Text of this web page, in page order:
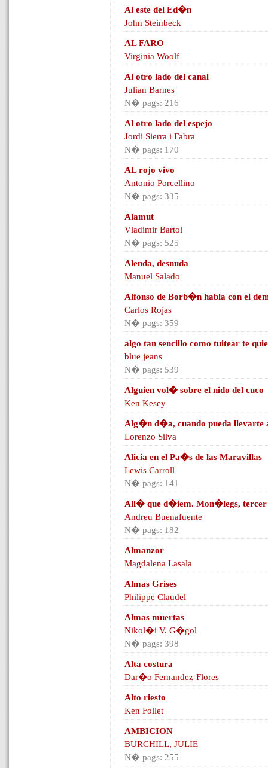
Al este del Ed�n
John Steinbeck
AL FARO
Virginia Woolf
Al otro lado del canal
Julian Barnes
N� pags: 216
Al otro lado del espejo
Jordi Sierra i Fabra
N� pags: 170
AL rojo vivo
Antonio Porcellino
N� pags: 335
Alamut
Vladimir Bartol
N� pags: 525
Alenda, desnuda
Manuel Salado
Alfonso de Borb�n habla con el
Carlos Rojas
N� pags: 359
algo tan sencillo como tuitear te
blue jeans
N� pags: 539
Alguien vol� sobre el nido del cuco
Ken Kesey
Alg�n d�a, cuando pueda llevarte
Lorenzo Silva
Alicia en el Pa�s de las Maravillas
Lewis Carroll
N� pags: 141
All� que d�iem. Mon�legs, tercer
Andreu Buenafuente
N� pags: 182
Almanzor
Magdalena Lasala
Almas Grises
Philippe Claudel
Almas muertas
Nikol�i V. G�gol
N� pags: 398
Alta costura
Dar�o Fernandez-Flores
Alto riesto
Ken Follet
AMBICION
BURCHILL, JULIE
N� pags: 255